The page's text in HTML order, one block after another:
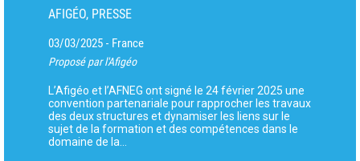
AFIGÉO, PRESSE
03/03/2025 - France
Proposé par l'Afigéo
L’Afigéo et l’AFNEG ont signé le 24 février 2025 une
convention partenariale pour rapprocher les travaux
des deux structures et dynamiser les liens sur le
sujet de la formation et des compétences dans le
domaine de la…